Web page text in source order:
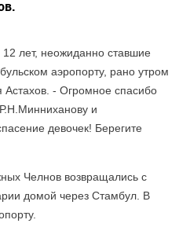
12 лет, неожиданно ставшие
аэропорту, рано утром
Астахов. - Огромное спасибо
и
девочек! Берегите
Челнов возвращались с
домой через Стамбул. В